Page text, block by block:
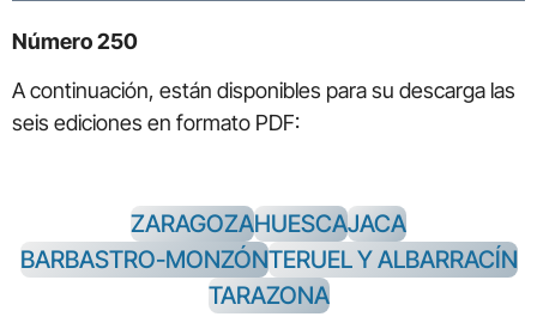
Número 250
A continuación, están disponibles para su descarga las
seis ediciones en formato PDF:
ZARAGOZAHUESCAJACA
BARBASTRO-MONZÓNTERUEL Y ALBARRACÍN
TARAZONA